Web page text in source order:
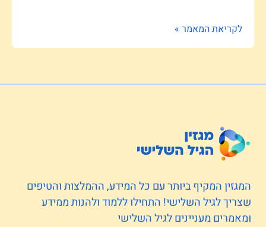
לקריאת המאמר »
המגזין המקיף ביותר עם כל המידע, ההמלצות והטיפים
שצריך לגיל השלישי! התחילו ללמוד ולהנות ממידע
ומאמרים מעניינים לגיל השלישי